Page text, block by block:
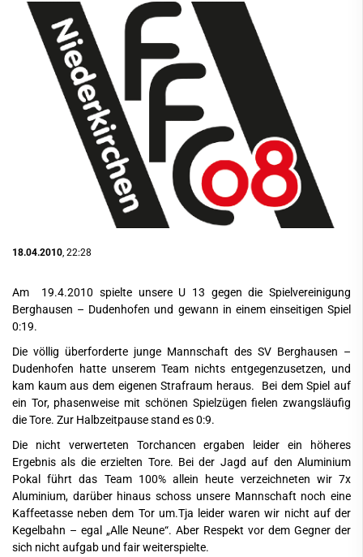
18.04.2010 , 22:28
Am 19.4.2010 spielte unsere U 13 gegen die Spielvereinigung
Berghausen – Dudenhofen und gewann in einem einseitigen Spiel
0:19.
Die völlig überforderte junge Mannschaft des SV Berghausen –
Dudenhofen hatte unserem Team nichts entgegenzusetzen, und
kam kaum aus dem eigenen Strafraum heraus. Bei dem Spiel auf
ein Tor, phasenweise mit schönen Spielzügen fielen zwangsläufig
die Tore. Zur Halbzeitpause stand es 0:9.
Die nicht verwerteten Torchancen ergaben leider ein höheres
Ergebnis als die erzielten Tore. Bei der Jagd auf den Aluminium
Pokal führt das Team 100% allein heute verzeichneten wir 7x
Aluminium, darüber hinaus schoss unsere Mannschaft noch eine
Kaffeetasse neben dem Tor um.Tja leider waren wir nicht auf der
Kegelbahn – egal „Alle Neune“. Aber Respekt vor dem Gegner der
sich nicht aufgab und fair weiterspielte.